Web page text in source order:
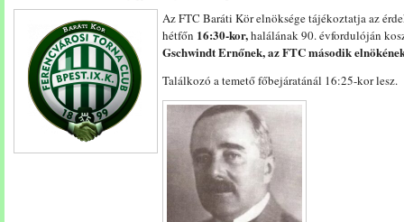
Az FTC Baráti Kör elnöksége tájékoztatja az
hétfőn 16:30-kor,halálának 90. évfordulóján
Gschwindt Ernőnek, az FTC második
Találkozó a temető főbejáratánál 16:25-kor lesz.